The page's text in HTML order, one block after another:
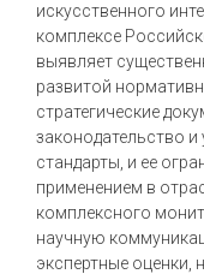
искусственного
комплексе
выявляет
развитой
стратегические
законодательство
стандарты, и ее
применением в
комплексного
научную
экспертные оценки,